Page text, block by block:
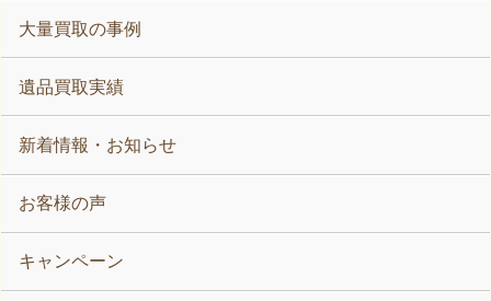
大量買取の事例
遺品買取実績
新着情報・お知らせ
お客様の声
キャンペーン